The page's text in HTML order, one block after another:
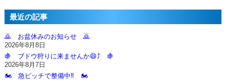
最近の記事
🙇‍ お盆休みのお知らせ 🙇‍
2026年8月8日
🍇 ブドウ狩りに来ませんか😄⤴️ 🍇
2026年8月7日
🏍️ 急ピッチで整備中‼️ 🏍️